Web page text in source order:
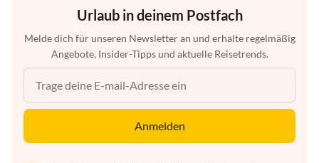
Urlaub in deinem Postfach
Melde dich für unseren Newsletter an und erhalte regelmäßig
Angebote, Insider-Tipps und aktuelle Reisetrends.
Anmelden